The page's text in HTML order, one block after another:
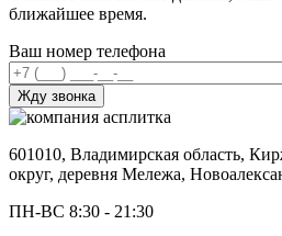
ближайшее время.
Ваш номер телефона
601010, Владимирская область,
округ, деревня Мележа,
ПН-ВС 8:30 - 21:30